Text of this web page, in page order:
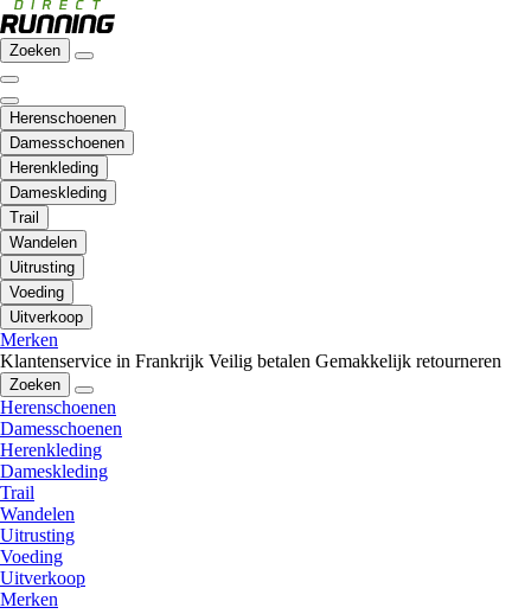
Zoeken
Herenschoenen
Damesschoenen
Herenkleding
Dameskleding
Trail
Wandelen
Uitrusting
Voeding
Uitverkoop
Merken
Klantenservice in Frankrijk Veilig betalen Gemakkelijk retourneren
Zoeken
Herenschoenen
Damesschoenen
Herenkleding
Dameskleding
Trail
Wandelen
Uitrusting
Voeding
Uitverkoop
Merken